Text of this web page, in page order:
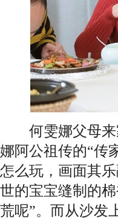
何雯娜父母来
娜阿公祖传的“传
怎么玩，画面其
世的宝宝缝制的
荒呢”。而从沙发